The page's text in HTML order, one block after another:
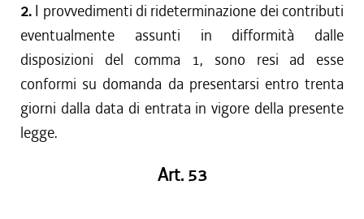
2. I provvedimenti di rideterminazione dei contributi
eventualmente assunti in difformità dalle
disposizioni del comma 1, sono resi ad esse
conformi su domanda da presentarsi entro trenta
giorni dalla data di entrata in vigore della presente
legge.
Art. 53